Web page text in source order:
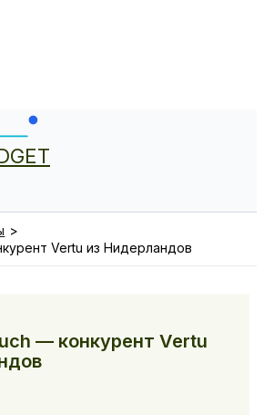
Vertu из Нидерландов
— конкурент Vertu